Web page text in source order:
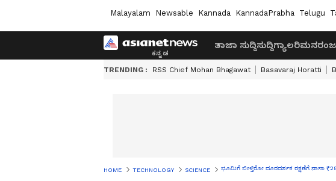
Malayalam Newsable Kannada KannadaPrabha Telugu
ತಾಜಾ ಸುದ್ದಿಸುದ್ದಿಗ್ಯಾಲರಿ
TRENDING : RSS Chief Mohan Bhagawat Basavaraj Horatti
HOME TECHNOLOGY SCIENCE ಭೂಮಿಗೆ ಬೀಳ್ತಿರೋ ದೂರದರ್ಶಕ ರಕ್ಷಣೆಗೆ ನಾಸಾ